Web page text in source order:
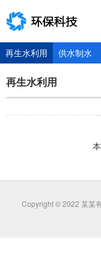
首页
新闻中心
再生水利用 供水制水
再生水利用
Copyright © 2022 某某